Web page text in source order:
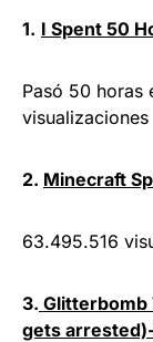
1. I Spent 50
Pasó 50 horas
visualizaciones
2. Minecraft
63.495.516
3. Glitterbomb
gets